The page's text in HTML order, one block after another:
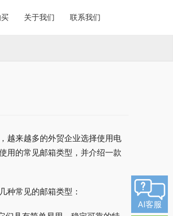
关于我们 联系我们
越来越多的外贸企业选择使用电
用的常见邮箱类型，并介绍一款
种常见的邮箱类型：
AI客服